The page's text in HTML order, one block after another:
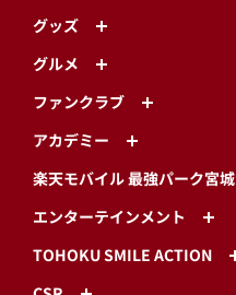
グッズ
グルメ
ファンクラブ
アカデミー
楽天モバイル 最強パーク宮城
エンターテインメント
TOHOKU SMILE ACTION